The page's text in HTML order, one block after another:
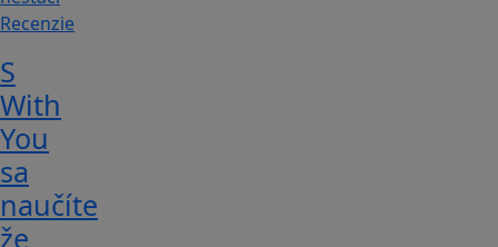
Recenzie
S
With
You
sa
naučíte
že